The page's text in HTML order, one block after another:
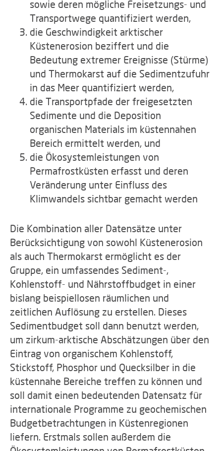
sowie deren mögliche Freisetzungs- und
Transportwege quantifiziert werden,
die Geschwindigkeit arktischer
Küstenerosion beziffert und die
Bedeutung extremer Ereignisse (Stürme)
und Thermokarst auf die Sedimentzufuhr
in das Meer quantifiziert werden,
die Transportpfade der freigesetzten
Sedimente und die Deposition
organischen Materials im küstennahen
Bereich ermittelt werden, und
die Ökosystemleistungen von
Permafrostküsten erfasst und deren
Veränderung unter Einfluss des
Klimwandels sichtbar gemacht werden
Die Kombination aller Datensätze unter
Berücksichtigung von sowohl Küstenerosion
als auch Thermokarst ermöglicht es der
Gruppe, ein umfassendes Sediment-,
Kohlenstoff- und Nährstoffbudget in einer
bislang beispiellosen räumlichen und
zeitlichen Auflösung zu erstellen. Dieses
Sedimentbudget soll dann benutzt werden,
um zirkum-arktische Abschätzungen über den
Eintrag von organischem Kohlenstoff,
Stickstoff, Phosphor und Quecksilber in die
küstennahe Bereiche treffen zu können und
soll damit einen bedeutenden Datensatz für
internationale Programme zu geochemischen
Budgetbetrachtungen in Küstenregionen
liefern. Erstmals sollen außerdem die